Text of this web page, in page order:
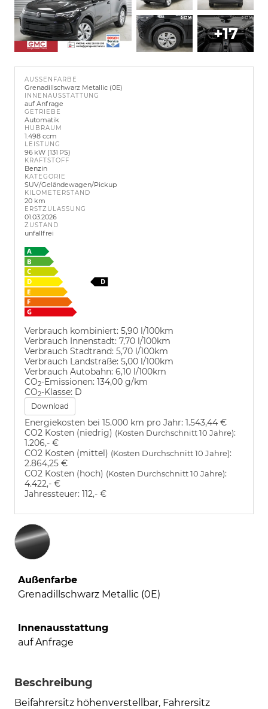
+17
AUSSENFARBE
Grenadillschwarz Metallic (0E)
INNENAUSSTATTUNG
auf Anfrage
GETRIEBE
Automatik
HUBRAUM
1.498 ccm
LEISTUNG
96 kW (131 PS)
KRAFTSTOFF
Benzin
KATEGORIE
SUV/Geländewagen/Pickup
KILOMETERSTAND
20 km
ERSTZULASSUNG
01.03.2026
ZUSTAND
unfallfrei
Verbrauch kombiniert: 5,90 l/100km
Verbrauch Innenstadt: 7,70 l/100km
Verbrauch Stadtrand: 5,70 l/100km
Verbrauch Landstraße: 5,00 l/100km
Verbrauch Autobahn: 6,10 l/100km
CO2-Emissionen: 134,00 g/km
CO2-Klasse: D
Download
Energiekosten bei 15.000 km pro Jahr: 1.543,44 €
CO2 Kosten (niedrig) (Kosten Durchschnitt 10 Jahre):
1.206,- €
CO2 Kosten (mittel) (Kosten Durchschnitt 10 Jahre):
2.864,25 €
CO2 Kosten (hoch) (Kosten Durchschnitt 10 Jahre):
4.422,- €
Jahressteuer: 112,- €
Außenfarbe
Grenadillschwarz Metallic (0E)
Innenausstattung
auf Anfrage
Beschreibung
Beifahrersitz höhenverstellbar, Fahrersitz